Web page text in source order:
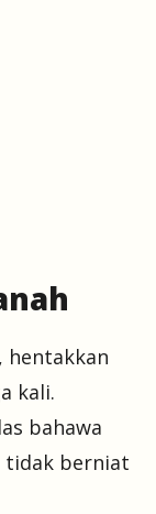
hentakkan
kali.
bahawa
tidak berniat